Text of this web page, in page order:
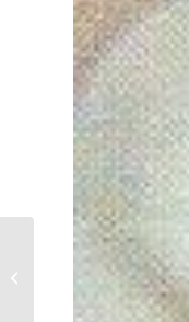
Opening Eegelshoeve